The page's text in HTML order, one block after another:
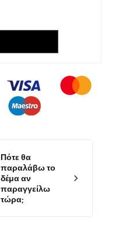
Πότε θα
παραλάβω το
δέμα αν
παραγγείλω
τώρα;